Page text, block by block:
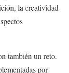
la creatividad
también un reto.
por